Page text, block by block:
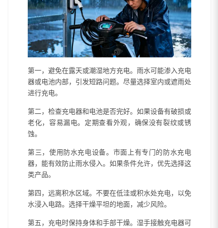
第一，避免在露天或潮湿地方充电。雨水可能渗入充电
器或电池内部，引发短路问题。尽量选择室内或遮雨处
进行充电。
第二，检查充电器和电池是否完好。如果设备有破损或
老化，容易漏电。定期查看外观，确保没有裂纹或锈
蚀。
第三，使用防水充电设备。市面上有专门的防水充电
器，能有效防止雨水侵入。如果条件允许，优先选择这
类产品。
第四，远离积水区域。不要在低洼或积水处充电，以免
水浸入电路。选择干燥平坦的地面，减少风险。
第五，充电时保持身体和手部干燥。湿手接触充电器可